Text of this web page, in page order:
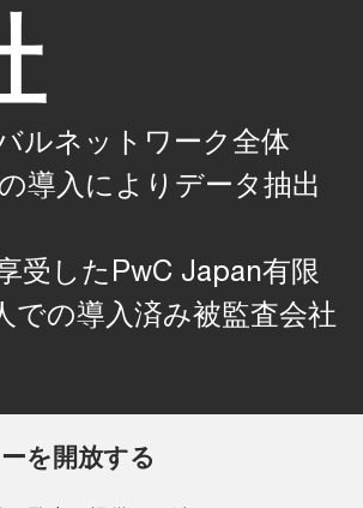
ルネットワーク全体
導入によりデータ抽出
受したPwC Japan有限
での導入済み被監査会社
を開放する